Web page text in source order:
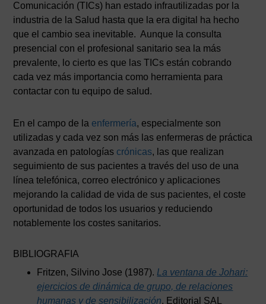
Comunicación (TICs) han estado infrautilizadas por la
industria de la Salud hasta que la era digital ha hecho
que el cambio sea inevitable. Aunque la consulta
presencial con el profesional sanitario sea la más
prevalente, lo cierto es que las TICs están cobrando
cada vez más importancia como herramienta para
contactar con tu equipo de salud.
En el campo de la enfermería, especialmente son
utilizadas y cada vez son más las enfermeras de práctica
avanzada en patologías crónicas, las que realizan
seguimiento de sus pacientes a través del uso de una
línea telefónica, correo electrónico y aplicaciones
mejorando la calidad de vida de sus pacientes, el coste
oportunidad de todos los usuarios y reduciendo
notablemente los costes sanitarios.
BIBLIOGRAFIA
Fritzen, Silvino Jose (1987). La ventana de Johari:
ejercicios de dinámica de grupo, de relaciones
humanas y de sensibilización. Editorial SAL